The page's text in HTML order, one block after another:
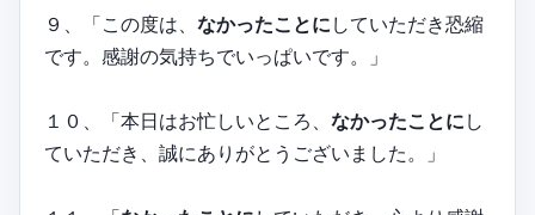
９、「この度は、 なかったことに していただき恐縮
です。感謝の気持ちでいっぱいです。」
１０、「本日はお忙しいところ、 なかったことに し
ていただき、誠にありがとうございました。」